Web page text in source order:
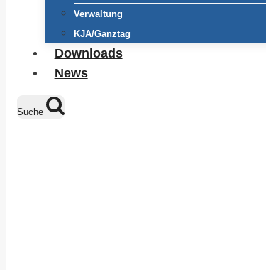
Verwaltung
KJA/Ganztag
Downloads
News
Suche